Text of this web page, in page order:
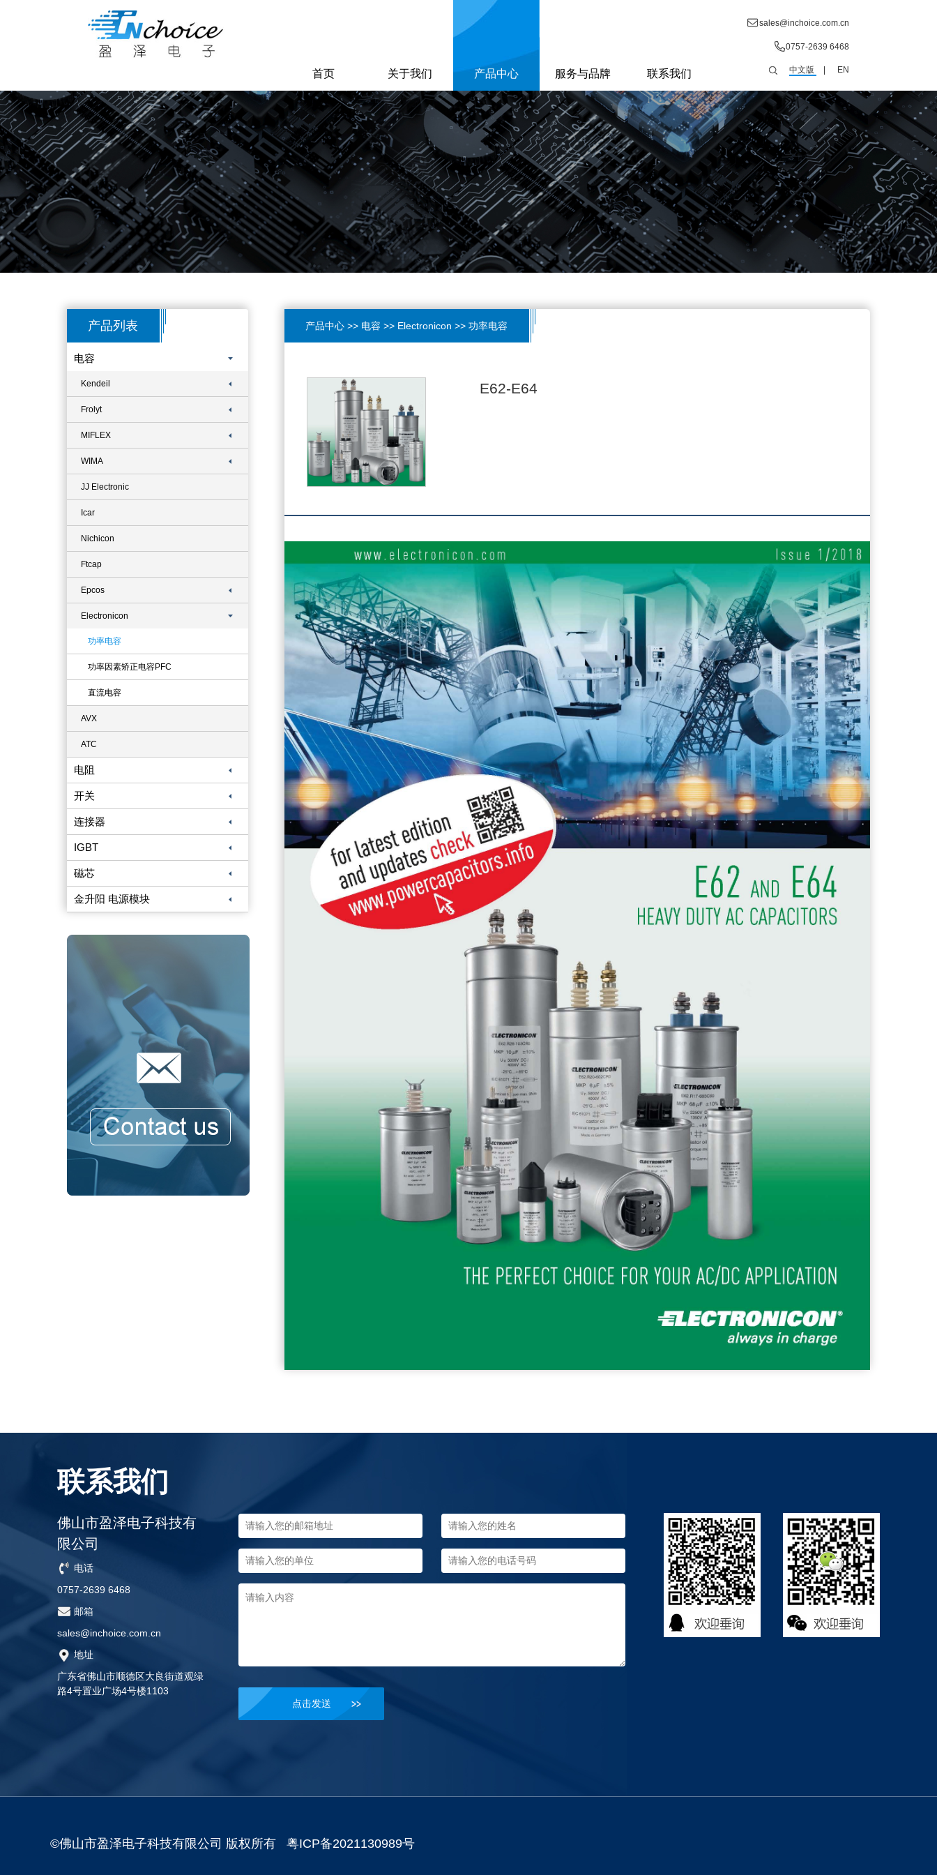
首页 关于我们 产品中心 服务与品牌 联系我们
sales@inchoice.com.cn
0757-2639 6468
中文版 EN
产品列表
电容
Kendeil
Frolyt
MIFLEX
WIMA
JJ Electronic
Icar
Nichicon
Ftcap
Epcos
Electronicon
功率电容
功率因素矫正电容PFC
直流电容
AVX
ATC
电阻
开关
连接器
IGBT
磁芯
金升阳 电源模块
产品中心 >> 电容 >> Electronicon >> 功率电容
E62-E64
联系我们
佛山市盈泽电子科技有
限公司
电话
0757-2639 6468
邮箱
sales@inchoice.com.cn
地址
广东省佛山市顺德区大良街道观绿
路4号置业广场4号楼1103
©佛山市盈泽电子科技有限公司 版权所有 粤ICP备2021130989号